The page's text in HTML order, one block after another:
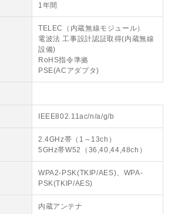
1年間
TELEC（内蔵無線モジュール）
電波法 工事設計認証取得(内蔵無線
設備)
RoHS指令準拠
PSE(ACアダプタ)
IEEE802.11ac/n/a/g/b
2.4GHz帯（1～13ch）
5GHz帯W52（36,40,44,48ch）
WPA2-PSK(TKIP/AES)、WPA-
PSK(TKIP/AES)
内蔵アンテナ